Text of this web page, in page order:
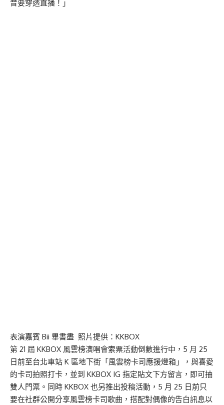
音要穿透直播！」
表演嘉賓 Bii 畢書盡 照片提供：KKBOX
第 21 屆 KKBOX 風雲榜演唱會索票活動倒數進行中，5 月 25
日前至台北車站 K 區地下街「風雲榜卡司應援燈箱」，與喜愛
的卡司拍照打卡，並到 KKBOX IG 指定貼文下方留言，即可抽
雙人門票。同時 KKBOX 也另推出投稿活動，5 月 25 日前只
要在社群公開分享風雲榜卡司歌曲，搭配對偶像的告白訊息以